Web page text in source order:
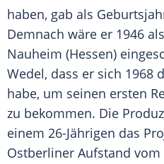
haben, gab als
Demnach wäre er 1946
Nauheim (Hessen)
Wedel, dass er sich 1968
habe, um seinen ersten
zu bekommen. Die
einem 26-Jährigen das
Ostberliner Aufstand vom